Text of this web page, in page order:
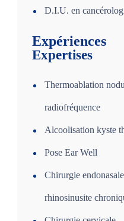
D.I.U.en
Expériences
Expertises
Thermoablation
radiofréquence
Alcoolisation kyste
Pose Ear Well
Chirurgie
rhinosinusite